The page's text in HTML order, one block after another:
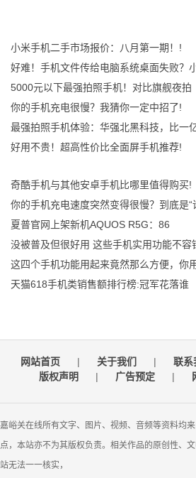
小米手机二手市场报价：八月第一期！!
好难！手机文件传给电脑系统桌面失败？
5000元以下最强拍照手机！对比旗舰夜拍
你的手机充电很慢？我猜你一定中招了!
最强拍照手机体验：华强北黑科技，比一
好用不贵！超高性价比全面屏手机推荐!
奇酷手机与其他安卓手机比哪里值得购买!
你的手机充电速度突然变得很慢？到底是“
夏普官网上架新机AQUOS R5G：86
没被普及但很好用 这些手机实用功能不容
这四个手机功能用起来竟然那么方便，你
天猫618手机类销售额排行榜:冠军花落谁
网站首页 | 关于我们 | 联系
版权声明
| 广告预定 |
嘉峪关在线所有文字、图片、视频、音频等资料均
点，本站亦不为其版权负责。相关作品的原创性、
站无法一一核实，